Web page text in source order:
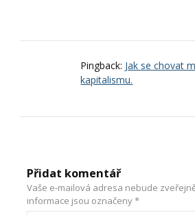
Pingback: Jak se chovat
kapitalismu.
Přidat komentář
Vaše e-mailová adresa nebude
informace jsou označeny*